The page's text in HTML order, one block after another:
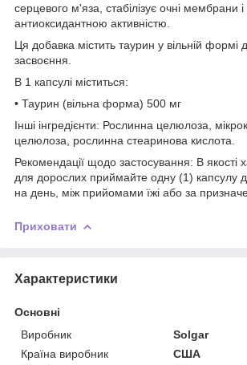
серцевого м'яза, стабілізує очні мембрани і
антиоксидантною активністю.
Ця добавка містить таурин у вільній формі
засвоєння.
В 1 капсулі міститься:
• Таурин (вільна форма) 500 мг
Інші інгредієнти: Рослинна целюлоза,
целюлоза, рослинна стеаринова кислота.
Рекомендації щодо застосування: В якості
для дорослих приймайте одну (1) капсулу
на день, між прийомами їжі або за
Приховати
Характеристики
Основні
Виробник
Solgar
Країна виробник
США